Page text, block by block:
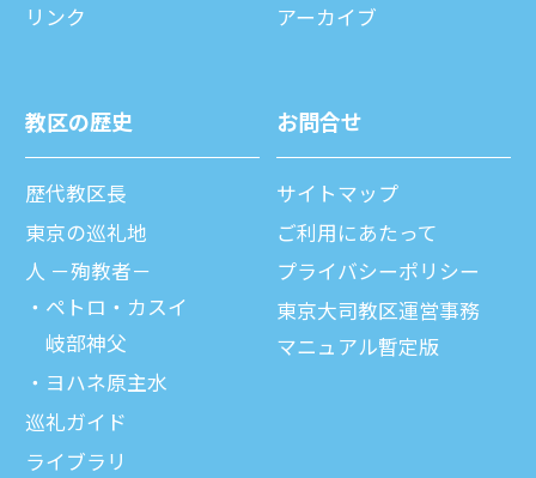
リンク
アーカイブ
教区の歴史
歴代教区⻑
東京の巡礼地
⼈ －殉教者－
ペトロ・カスイ
岐部神父
ヨハネ原主水
巡礼ガイド
ライブラリ
お問合せ
サイトマップ
ご利⽤にあたって
プライバシーポリシー
東京大司教区運営事務
マニュアル暫定版